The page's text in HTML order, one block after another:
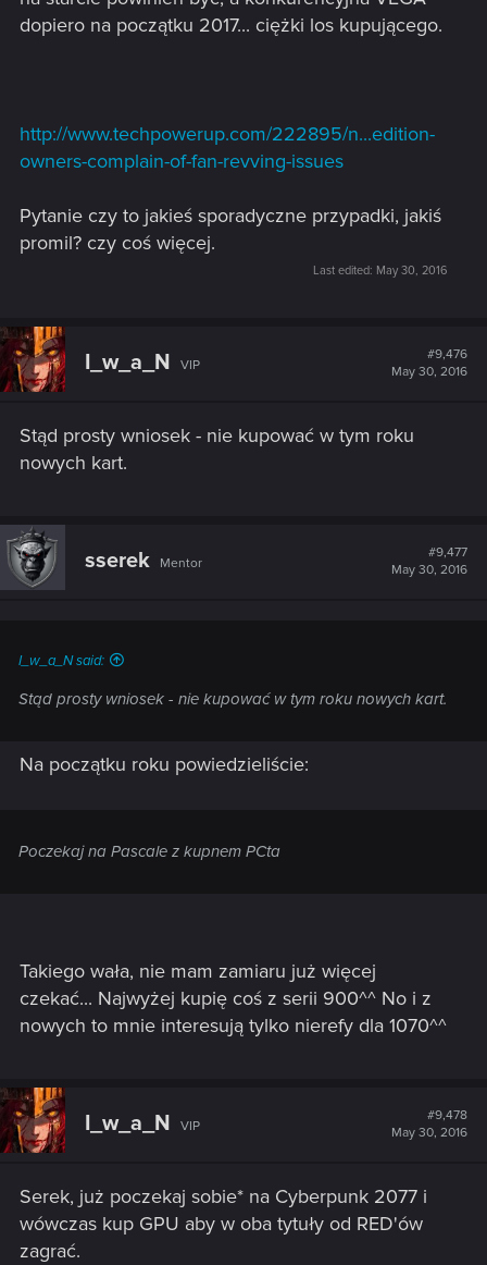
dopiero na początku 2017... ciężki los kupującego.
http://www.techpowerup.com/222895/n...edition-
owners-complain-of-fan-revving-issues
Pytanie czy to jakieś sporadyczne przypadki, jakiś
promil? czy coś więcej.
Last edited: May 30, 2016
I_w_a_N VIP
#9,476
May 30, 2016
Stąd prosty wniosek - nie kupować w tym roku
nowych kart.
sserek Mentor
#9,477
May 30, 2016
I_w_a_N said:
Stąd prosty wniosek - nie kupować w tym roku nowych kart.
Na początku roku powiedzieliście:
Poczekaj na Pascale z kupnem PCta
Takiego wała, nie mam zamiaru już więcej
czekać... Najwyżej kupię coś z serii 900^^ No i z
nowych to mnie interesują tylko nierefy dla 1070^^
I_w_a_N VIP
#9,478
May 30, 2016
Serek, już poczekaj sobie* na Cyberpunk 2077 i
wówczas kup GPU aby w oba tytuły od RED'ów
zagrać.